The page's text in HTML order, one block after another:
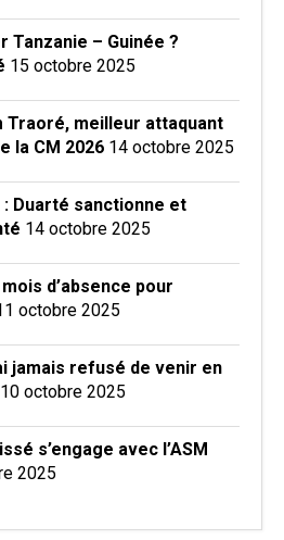
Tanzanie – Guinée ?
15 octobre 2025
Traoré, meilleur attaquant
la CM 2026 14 octobre 2025
: Duarté sanctionne et
14 octobre 2025
d’absence pour
octobre 2025
jamais refusé de venir en
10 octobre 2025
s’engage avec l’ASM
2025